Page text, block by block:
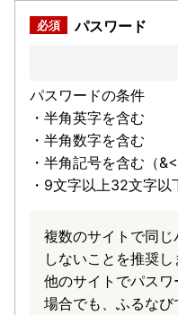
パスワード
パスワードの条件
・半角英字を含む
・半角数字を含む
・半角記号を含む（
・9文字以上32文字以
複数のサイトで同じ
しないことを推奨し
他のサイトでパス
場合でも、ふるな